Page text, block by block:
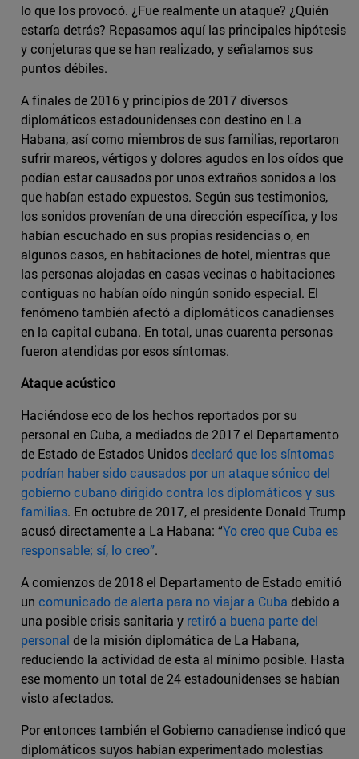
lo que los provocó. ¿Fue realmente un ataque? ¿Quién
estaría detrás? Repasamos aquí las principales hipótesis
y conjeturas que se han realizado, y señalamos sus
puntos débiles.
A finales de 2016 y principios de 2017 diversos
diplomáticos estadounidenses con destino en La
Habana, así como miembros de sus familias, reportaron
sufrir mareos, vértigos y dolores agudos en los oídos que
podían estar causados por unos extraños sonidos a los
que habían estado expuestos. Según sus testimonios,
los sonidos provenían de una dirección específica, y los
habían escuchado en sus propias residencias o, en
algunos casos, en habitaciones de hotel, mientras que
las personas alojadas en casas vecinas o habitaciones
contiguas no habían oído ningún sonido especial. El
fenómeno también afectó a diplomáticos canadienses
en la capital cubana. En total, unas cuarenta personas
fueron atendidas por esos síntomas.
Ataque acústico
Haciéndose eco de los hechos reportados por su
personal en Cuba, a mediados de 2017 el Departamento
de Estado de Estados Unidosdeclaró que los síntomas
podrían haber sido causados por un ataque sónico del
gobierno cubano dirigido contra los diplomáticos y sus
familias. En octubre de 2017, el presidente Donald Trump
acusó directamente a La Habana: “Yo creo que Cuba es
responsable; sí, lo creo”.
A comienzos de 2018 el Departamento de Estado emitió
un comunicado de alerta para no viajar a Cuba debido a
una posible crisis sanitaria y retiró a buena parte del
personal de la misión diplomática de La Habana,
reduciendo la actividad de esta al mínimo posible. Hasta
ese momento un total de 24 estadounidenses se habían
visto afectados.
Por entonces también el Gobierno canadiense indicó que
diplomáticos suyos habían experimentado molestias